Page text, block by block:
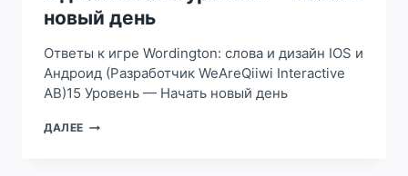
14
УРОВЕНЬ
ЗАМЕНИТЬ
ДИВАН
новый день
Ответы к игре Wordington: слова и дизайн IOS и
Андроид (Разработчик WeAreQiiwi Interactive
AB)15 Уровень — Начать новый день
ДАЛЕЕ ОТВЕТЫ